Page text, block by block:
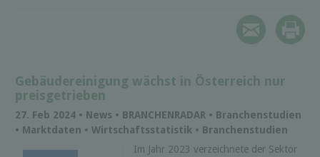
Gebäudereinigung wächst in Österreich nur
preisgetrieben
27. Feb 2024 • News • BRANCHENRADAR • Branchenstudien
• Marktdaten • Wirtschaftsstatistik • Branchenstudien
Im Jahr 2023 verzeichnete der Sektor